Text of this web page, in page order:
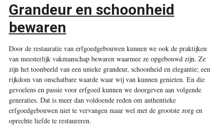
Grandeur en schoonheid
bewaren
Door de restauratie van erfgoedgebouwen kunnen we ook de praktijken
van meesterlijk vakmanschap bewaren waarmee ze opgebouwd zijn. Ze
zijn het toonbeeld van een unieke grandeur, schoonheid en elegantie; een
rijkdom van onschatbare waarde waar wij van kunnen genieten. En die
gevoelens en passie voor erfgoed kunnen we doorgeven aan volgende
generaties. Dat is meer dan voldoende reden om authentieke
erfgoedgebouwen niet te vervangen maar wel met de grootste zorg en
oprechte liefde te restaureren.